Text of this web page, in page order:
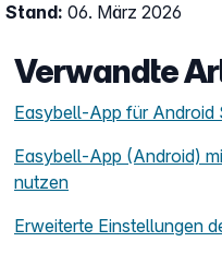
Stand: 06. März 2026
Verwandte
Easybell-App für Android
Easybell-App (Android)
nutzen
Erweiterte Einstellungen